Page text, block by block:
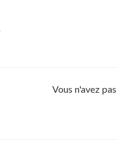
Vous n'avez